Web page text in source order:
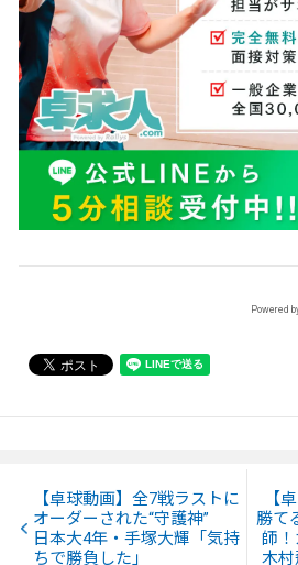
Powered
【卓球動画】全7戦ラストに
オーダーされた“守護神”
日本大4年・手塚大輝「気持
ちで勝負した」
【
勝て
師
木